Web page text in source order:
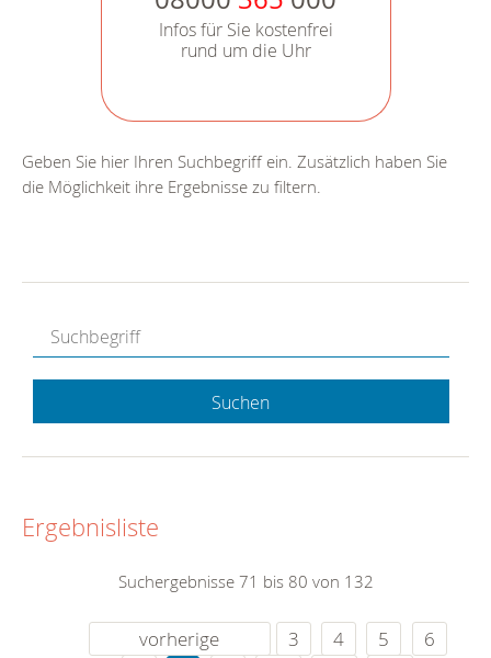
Infos für Sie kostenfrei
rund um die Uhr
Geben Sie hier Ihren Suchbegriff ein. Zusätzlich haben Sie
die Möglichkeit ihre Ergebnisse zu filtern.
Suchen
Ergebnisliste
Suchergebnisse 71 bis 80 von 132
vorherige 3 4 5
6